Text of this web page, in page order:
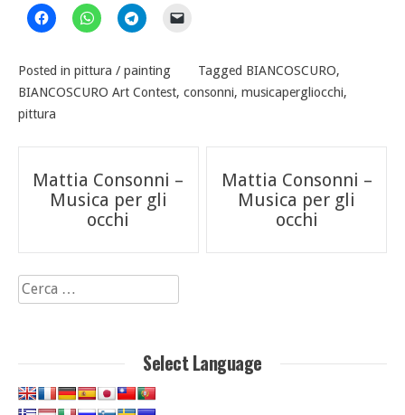
Posted in pittura / painting Tagged BIANCOSCURO,
BIANCOSCURO Art Contest, consonni, musicapergliocchi,
pittura
Navigazione
articoli
Mattia Consonni –
Musica per gli
occhi
Mattia Consonni –
Musica per gli
occhi
Ricerca
per:
Select Language